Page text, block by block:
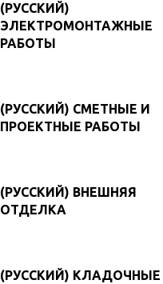
(РУССКИЙ)
ЭЛЕКТРОМОНТАЖНЫЕ
РАБОТЫ
(РУССКИЙ) СМЕТНЫЕ И
ПРОЕКТНЫЕ РАБОТЫ
(РУССКИЙ) ВНЕШНЯЯ
ОТДЕЛКА
(РУССКИЙ) КЛАДОЧНЫЕ